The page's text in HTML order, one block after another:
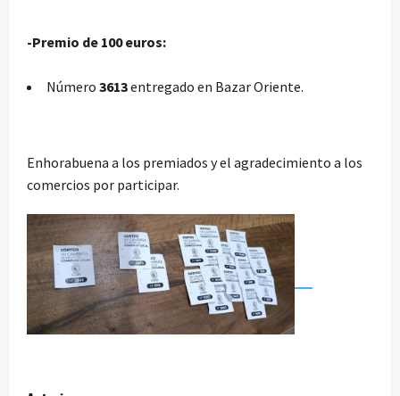
-Premio de 100 euros:
Número 3613entregado en Bazar Oriente.
Enhorabuena a los premiados y el agradecimiento a los
comercios por participar.